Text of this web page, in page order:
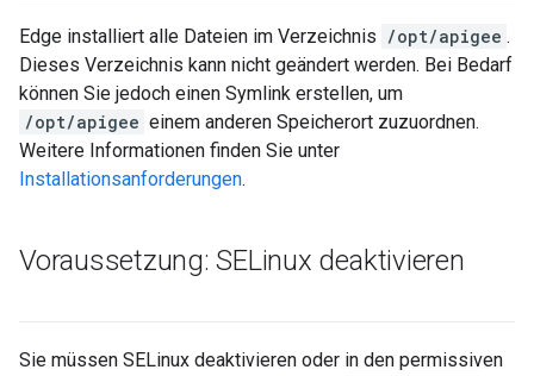
Edge installiert alle Dateien im Verzeichnis /opt/apigee .
Dieses Verzeichnis kann nicht geändert werden. Bei Bedarf
können Sie jedoch einen Symlink erstellen, um
/opt/apigee einem anderen Speicherort zuzuordnen.
Weitere Informationen finden Sie unter
Installationsanforderungen.
Voraussetzung: SELinux deaktivieren
Sie müssen SELinux deaktivieren oder in den permissiven